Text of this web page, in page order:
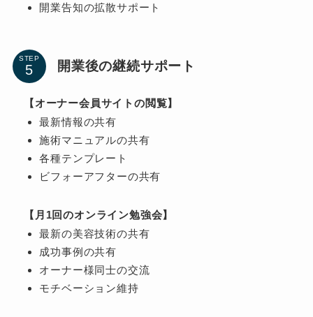
開業告知の拡散サポート
STEP 開業後の継続サポート
【オーナー会員サイトの閲覧】
最新情報の共有
施術マニュアルの共有
各種テンプレート
ビフォーアフターの共有
【月1回のオンライン勉強会】
最新の美容技術の共有
成功事例の共有
オーナー様同士の交流
モチベーション維持